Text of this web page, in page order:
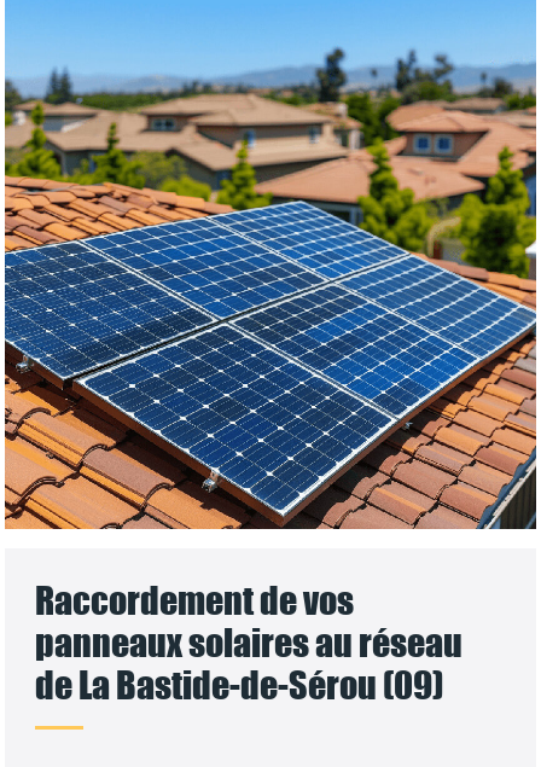
Raccordement de vos
panneaux solaires au réseau
de La Bastide-de-Sérou (09)